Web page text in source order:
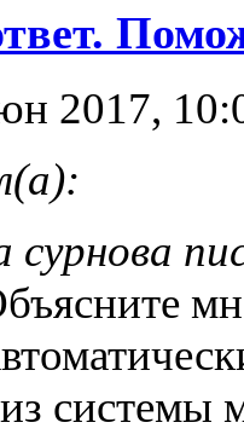
2017,
сурнова
системы